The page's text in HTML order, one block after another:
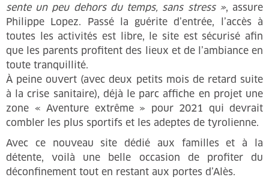
sente un peu dehors du temps, sans stress », assure
Philippe Lopez. Passé la guérite d’entrée, l’accès à
toutes les activités est libre, le site est sécurisé afin
que les parents profitent des lieux et de l’ambiance en
toute tranquillité.
À peine ouvert (avec deux petits mois de retard suite
à la crise sanitaire), déjà le parc affiche en projet une
zone « Aventure extrême » pour 2021 qui devrait
combler les plus sportifs et les adeptes de tyrolienne.
Avec ce nouveau site dédié aux familles et à la
détente, voilà une belle occasion de profiter du
déconfinement tout en restant aux portes d’Alès.